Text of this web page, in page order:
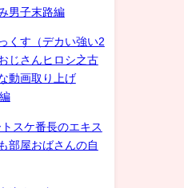
男子末路編
くす（デカい強い2
じさんヒロシ之古
動画取り上げ
スケ番長のエキス
部屋おばさんの自